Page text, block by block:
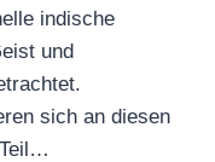
indische
und
sich an diesen